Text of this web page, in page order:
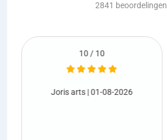
2841 beoordelingen
10 / 10
Joris arts| 01-08-2026